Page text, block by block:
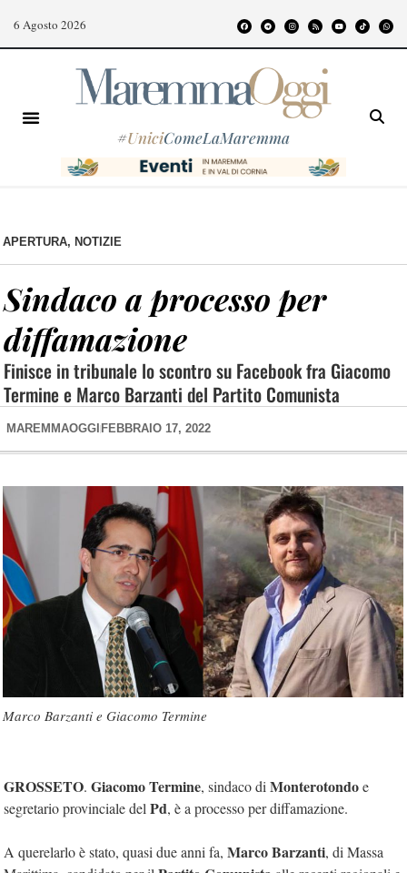
6 Agosto 2026
#UniciComeLaMaremma
APERTURA, NOTIZIE
Sindaco a processo per
diffamazione
Finisce in tribunale lo scontro su Facebook fra Giacomo
Termine e Marco Barzanti del Partito Comunista
MAREMMAOGGI FEBBRAIO 17, 2022
Marco Barzanti e Giacomo Termine
GROSSETO. Giacomo Termine, sindaco di Monterotondoe
segretario provinciale del Pd, è a processo per diffamazione.
A querelarlo è stato, quasi due anni fa, Marco Barzanti, di Massa